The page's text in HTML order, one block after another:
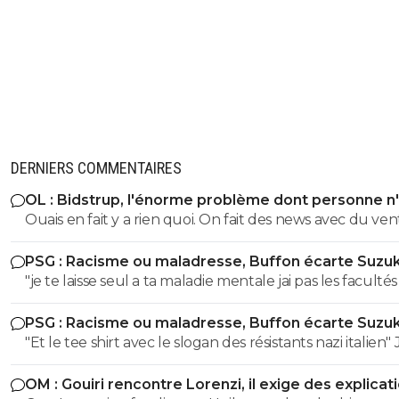
DERNIERS COMMENTAIRES
OL : Bidstrup, l'énorme problème dont personne
parler
Ouais en fait y a rien quoi. On fait des news avec du
PSG : Racisme ou maladresse, Buffon écarte
"je te laisse seul a ta maladie mentale jai pas les facultés
pas toubib ni psychiatre" Ah ah tu es très drole ! Tu nous
parles de résistants nazis lol italliens de surcroit lol Mais les
malades se sont ceux qui remarquent que du raconte
n'importe quoi !! Tu as été fini à la pisse toi très clairement ! Tu
as 50 de QI ca saute aux yeux ! Je suis sur tu dois etre
PSG : Racisme ou maladresse, Buffon écarte
"Et le tee shirt avec le slogan des résistants nazi italien" J'en
reviens tjr pas !! comment peut on etre aussi ignare
sortir des conneries pareil !! Déjà penser que les italiens ont
OM : Gouiri rencontre Lorenzi, il exige des